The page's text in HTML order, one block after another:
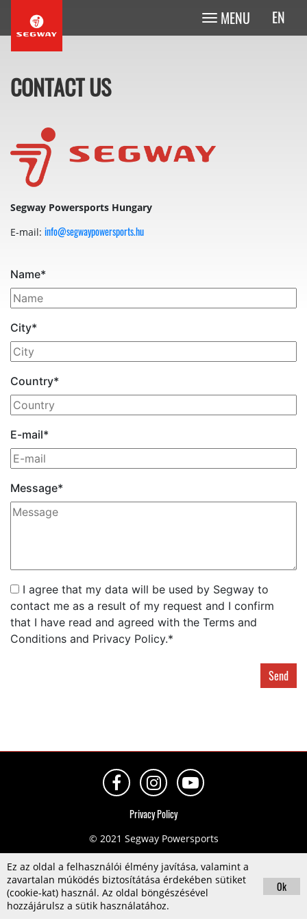
EN
MENU
CONTACT US
Segway Powersports Hungary
E-mail: info@segwaypowersports.hu
Name*
City*
Country*
E-mail*
Message*
I agree that my data will be used by Segway to
contact me as a result of my request and I confirm
that I have read and agreed with the Terms and
Conditions and Privacy Policy.*
Send
© 2021 Segway Powersports
Privacy Policy
Ez az oldal a felhasználói élmény javítása, valamint a
zavartalan múködés biztosítátása érdekében sütiket
(cookie-kat) használ. Az oldal böngészésével
hozzájárulsz a sütik használatához.
Ok